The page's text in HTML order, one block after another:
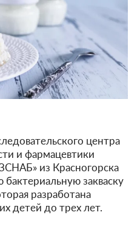
центра
и фармацевтики
из Красногорска
закваску
разработана
детей до трех лет.